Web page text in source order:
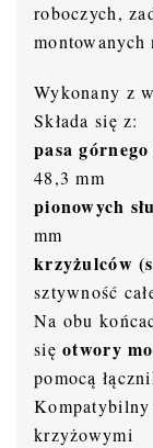
roboczych,
montowanych
Wykonany z
Składa się z:
pasa
48,3 mm
pionowych
mm
krzyżulców
sztywność
Na obu
sięotwory
pomocą
Kompatybilny
krzyżowymi